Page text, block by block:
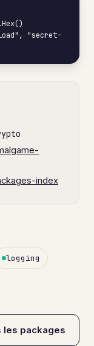
"secret-
index
logging
les packages